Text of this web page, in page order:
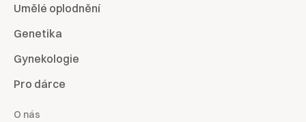
Umělé oplodnění
Genetika
Gynekologie
Pro dárce
O nás